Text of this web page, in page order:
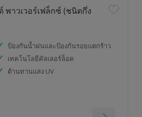
พาวเวอร์เฟล็กซ์ (ชนิดกึ่ง
ป้องกันน้ำฝนและป้องกันรอยแตกร้าว
เทคโนโลยีคัลเลอร์ล็อค
ต้านทานแสง UV